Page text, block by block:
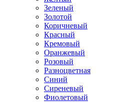
Зеленый
Золотой
Коричневый
Красный
Кремовый
Оранжевый
Розовый
Разноцветная
Синий
Сиреневый
Фиолетовый